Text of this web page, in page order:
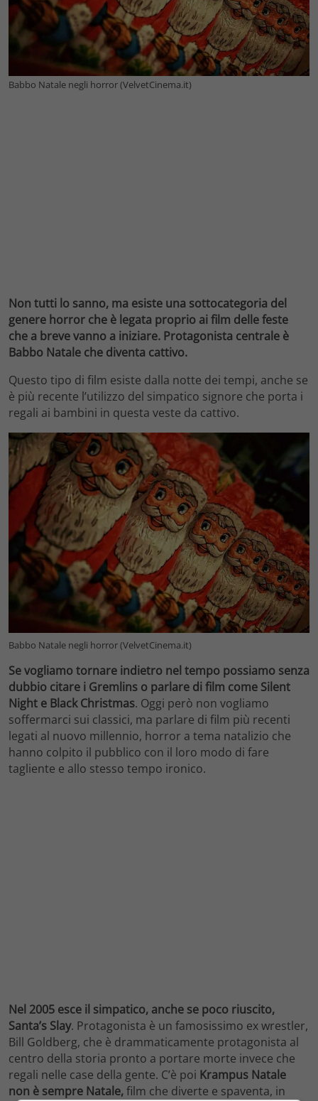
Babbo Natale negli horror (VelvetCinema.it)
Non tutti lo sanno, ma esiste una sottocategoria del
genere horror che è legata proprio ai film delle feste
che a breve vanno a iniziare. Protagonista centrale è
Babbo Natale che diventa cattivo.
Questo tipo di film esiste dalla notte dei tempi, anche se
è più recente l’utilizzo del simpatico signore che porta i
regali ai bambini in questa veste da cattivo.
Babbo Natale negli horror (VelvetCinema.it)
Se vogliamo tornare indietro nel tempo possiamo senza
dubbio citare i Gremlins o parlare di film come Silent
Night e Black Christmas. Oggi però non vogliamo
soffermarci sui classici, ma parlare di film più recenti
legati al nuovo millennio, horror a tema natalizio che
hanno colpito il pubblico con il loro modo di fare
tagliente e allo stesso tempo ironico.
Nel 2005 esce il simpatico, anche se poco riuscito,
Santa’s Slay. Protagonista è un famosissimo ex wrestler,
Bill Goldberg, che è drammaticamente protagonista al
centro della storia pronto a portare morte invece che
regali nelle case della gente. C’è poi Krampus Natale
non è sempre Natale,film che diverte e spaventa, in